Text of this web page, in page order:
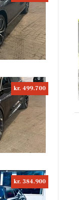
kr. 499.700
kr. 384.900